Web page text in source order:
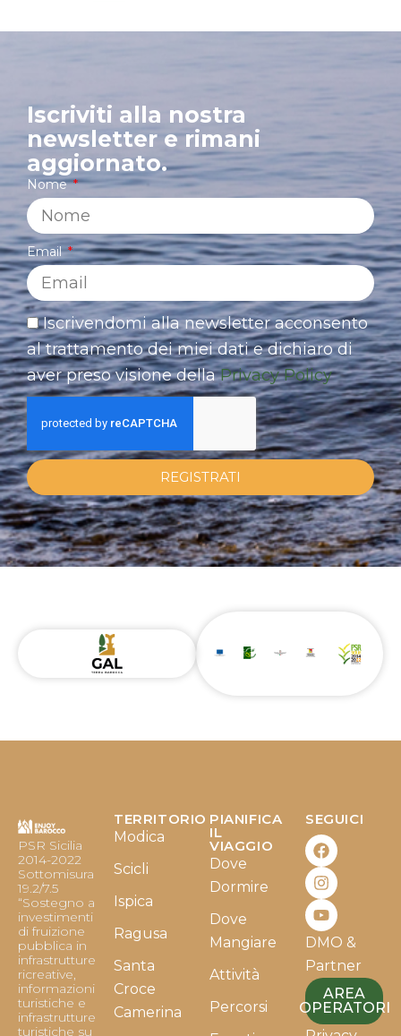
Iscriviti alla nostra
newsletter e rimani
aggiornato.
Nome
Email
Iscrivendomi alla newsletter acconsento
al trattamento dei miei dati e dichiaro di
aver preso visione dellaPrivacy Policy
REGISTRATI
PSR Sicilia
2014-2022
Sottomisura
19.2/7.5
“Sostegno a
investimenti
di fruizione
pubblica in
infrastrutture
ricreative,
informazioni
turistiche e
infrastrutture
turistiche su
TERRITORIO
Modica
Scicli
Ispica
Ragusa
Santa
Croce
Camerina
PIANIFICA
IL
VIAGGIO
Dove
Dormire
Dove
Mangiare
Attività
Percorsi
SEGUICI
F
a
c
e
b
o
o
k
I
n
s
t
a
g
r
a
m
Y
o
u
t
u
b
e
DMO &
Partner
AREA
OPERATORI